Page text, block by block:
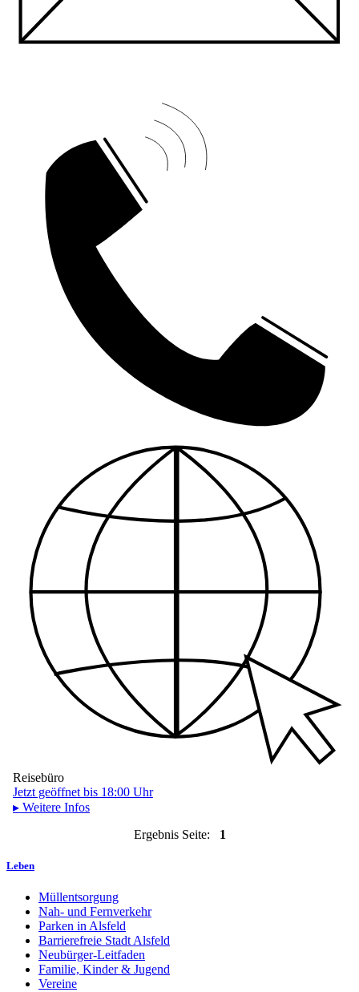
Reisebüro
Jetzt geöffnet bis 18:00 Uhr
▸ Weitere Infos
Ergebnis Seite: 1
Leben
Müllentsorgung
Nah- und Fernverkehr
Parken in Alsfeld
Barrierefreie Stadt Alsfeld
Neubürger-Leitfaden
Familie, Kinder & Jugend
Vereine